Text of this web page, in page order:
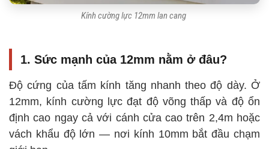
Kính cường lực 12mm lan cang
1. Sức mạnh của 12mm nằm ở đâu?
Độ cứng của tấm kính tăng nhanh theo độ dày. Ở
12mm, kính cường lực đạt độ võng thấp và độ ổn
định cao ngay cả với cánh cửa cao trên 2,4m hoặc
vách khẩu độ lớn — nơi kính 10mm bắt đầu chạm